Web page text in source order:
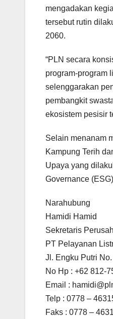
mengadakan
tersebut rutin
2060.
“PLN secara
program-program
selenggarakan
pembangkit
ekosistem pesisir
Selain menanam
Kampung Terih
Upaya yang
Governance
Narahubung
Hamidi Hamid
Sekretaris
PT Pelayanan
Jl. Engku Putri
No Hp : +62 812-
Email :
Telp : 0778 –
Faks : 0778 –